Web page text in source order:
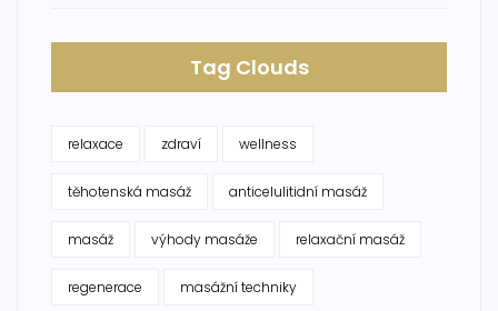
Tag Clouds
relaxace zdraví wellness
těhotenská masáž anticelulitidní masáž
masáž výhody masáže relaxační masáž
regenerace masážní techniky